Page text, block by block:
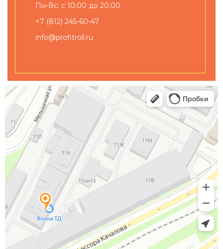
Пн-Вс: с 10:00 до 20:00
+7 (812) 245-60-47
info@profitroll.ru